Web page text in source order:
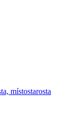
místostarosta